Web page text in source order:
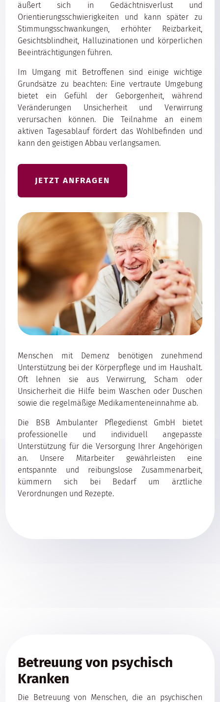
äußert sich in Gedächtnisverlust und
Orientierungsschwierigkeiten und kann später zu
Stimmungsschwankungen, erhöhter Reizbarkeit,
Gesichtsblindheit, Halluzinationen und körperlichen
Beeinträchtigungen führen.
Im Umgang mit Betroffenen sind einige wichtige
Grundsätze zu beachten: Eine vertraute Umgebung
bietet ein Gefühl der Geborgenheit, während
Veränderungen Unsicherheit und Verwirrung
verursachen können. Die Teilnahme an einem
aktiven Tagesablauf fördert das Wohlbefinden und
kann den geistigen Abbau verlangsamen.
JETZT ANFRAGEN
Menschen mit Demenz benötigen zunehmend
Unterstützung bei der Körperpflege und im Haushalt.
Oft lehnen sie aus Verwirrung, Scham oder
Unsicherheit die Hilfe beim Waschen oder Duschen
sowie die regelmäßige Medikamenteneinnahme ab.
Die BSB Ambulanter Pflegedienst GmbH bietet
professionelle und individuell angepasste
Unterstützung für die Versorgung Ihrer Angehörigen
an. Unsere Mitarbeiter gewährleisten eine
entspannte und reibungslose Zusammenarbeit,
kümmern sich bei Bedarf um ärztliche
Verordnungen und Rezepte.
Betreuung von psychisch
Kranken
Die Betreuung von Menschen, die an psychischen